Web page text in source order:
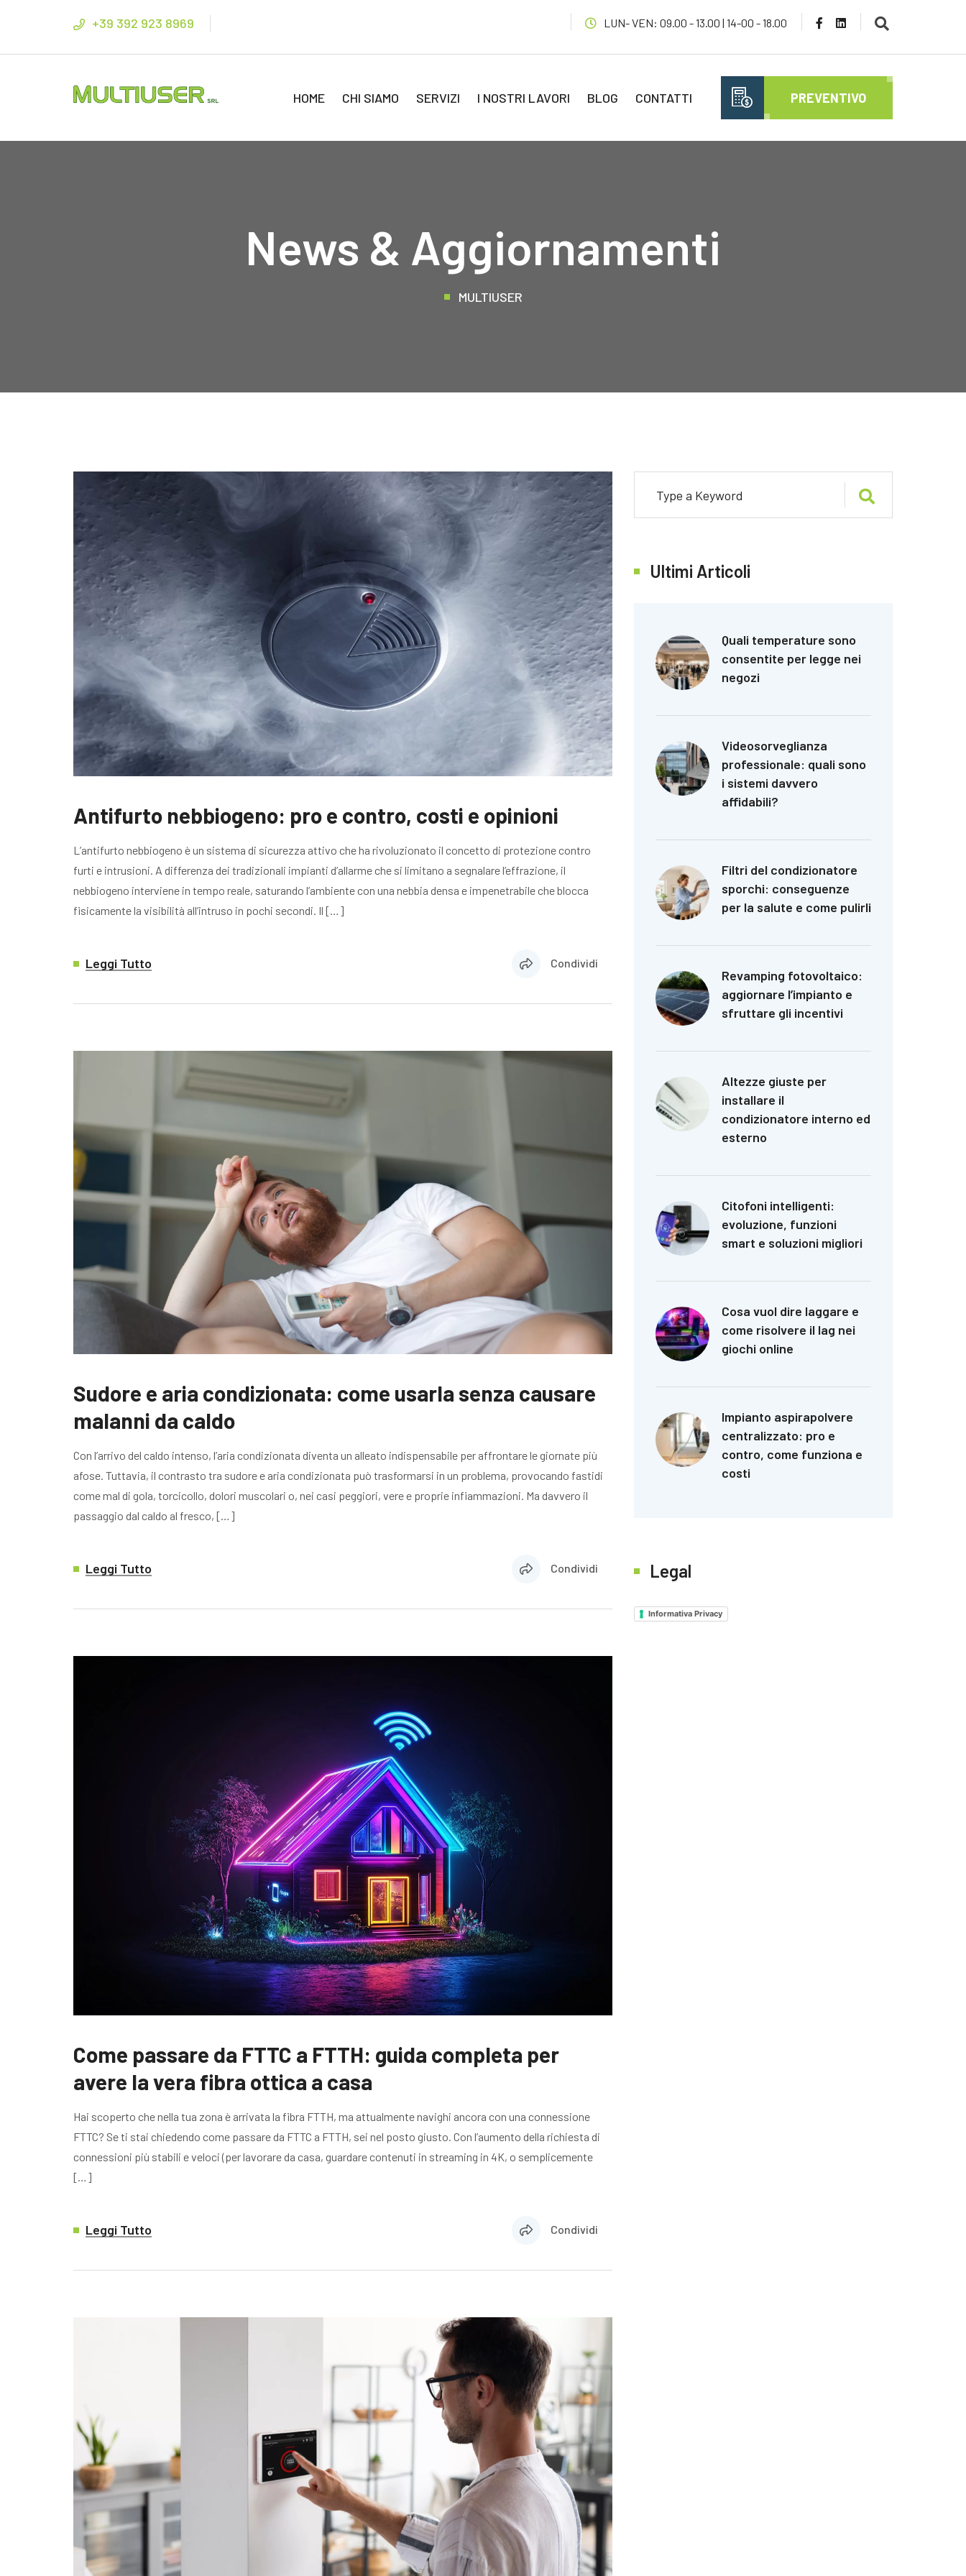
+39 392 923 8969 LUN- VEN: 09.00 - 13.00 | 14-00 - 18.00
HOME CHI SIAMO SERVIZI I NOSTRI LAVORI BLOG CONTATTI PREVENTIVO
News & Aggiornamenti
MULTIUSER
Antifurto nebbiogeno: pro e contro, costi e opinioni
L’antifurto nebbiogeno è un sistema di sicurezza attivo che ha rivoluzionato il concetto di protezione contro
furti e intrusioni. A differenza dei tradizionali impianti d’allarme che si limitano a segnalare l’effrazione, il
nebbiogeno interviene in tempo reale, saturando l’ambiente con una nebbia densa e impenetrabile che blocca
fisicamente la visibilità all’intruso in pochi secondi. Il […]
Leggi Tutto Condividi
Sudore e aria condizionata: come usarla senza causare
malanni da caldo
Con l’arrivo del caldo intenso, l’aria condizionata diventa un alleato indispensabile per affrontare le giornate più
afose. Tuttavia, il contrasto tra sudore e aria condizionata può trasformarsi in un problema, provocando fastidi
come mal di gola, torcicollo, dolori muscolari o, nei casi peggiori, vere e proprie infiammazioni. Ma davvero il
passaggio dal caldo al fresco, […]
Leggi Tutto Condividi
Come passare da FTTC a FTTH: guida completa per
avere la vera fibra ottica a casa
Hai scoperto che nella tua zona è arrivata la fibra FTTH, ma attualmente navighi ancora con una connessione
FTTC? Se ti stai chiedendo come passare da FTTC a FTTH, sei nel posto giusto. Con l’aumento della richiesta di
connessioni più stabili e veloci (per lavorare da casa, guardare contenuti in streaming in 4K, o semplicemente
[…]
Leggi Tutto Condividi
Ultimi Articoli
Quali temperature sono
consentite per legge nei
negozi
Videosorveglianza
professionale: quali sono
i sistemi davvero
affidabili?
Filtri del condizionatore
sporchi: conseguenze
per la salute e come pulirli
Revamping fotovoltaico:
aggiornare l’impianto e
sfruttare gli incentivi
Altezze giuste per
installare il
condizionatore interno ed
esterno
Citofoni intelligenti:
evoluzione, funzioni
smart e soluzioni migliori
Cosa vuol dire laggare e
come risolvere il lag nei
giochi online
Impianto aspirapolvere
centralizzato: pro e
contro, come funziona e
costi
Legal
Informativa Privacy